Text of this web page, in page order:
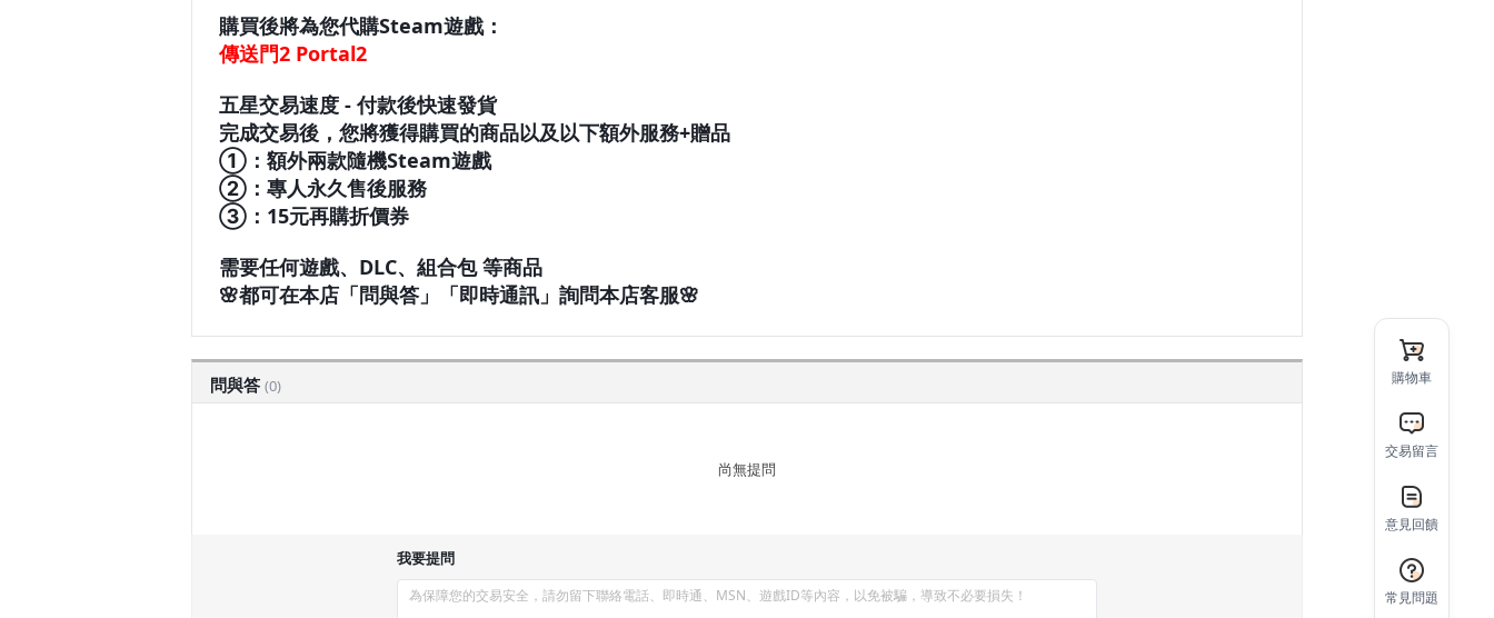
購買後將為您代購Steam遊戲：
傳送門2 Portal2
五星交易速度 - 付款後快速發貨
完成交易後，您將獲得購買的商品以及以下額外服務+贈品
①：額外兩款隨機Steam遊戲
②：專人永久售後服務
③：15元再購折價券
需要任何遊戲、DLC、組合包 等商品
🌸都可在本店「問與答」「即時通訊」詢問本店客服🌸
問與答 (0)
尚無提問
我要提問
購物車
交易留言
意見回饋
常見問題